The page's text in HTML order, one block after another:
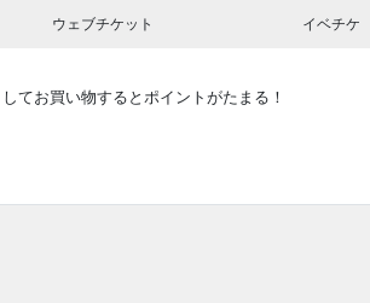
ウェブチケット イベチケ
してお買い物するとポイントがたまる！